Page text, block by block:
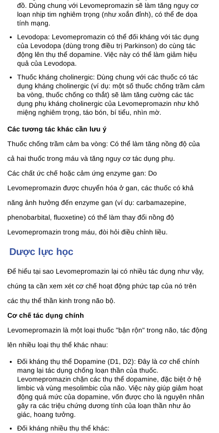
đồ. Dùng chung với Levomepromazin sẽ làm tăng nguy cơ
loạn nhịp tim nghiêm trọng (như xoắn đỉnh), có thể đe dọa
tính mạng.
Levodopa: Levomepromazin có thể đối kháng với tác dụng
của Levodopa (dùng trong điều trị Parkinson) do cùng tác
động lên thụ thể dopamine. Việc này có thể làm giảm hiệu
quả của Levodopa.
Thuốc kháng cholinergic: Dùng chung với các thuốc có tác
dụng kháng cholinergic (ví dụ: một số thuốc chống trầm cảm
ba vòng, thuốc chống co thắt) sẽ làm tăng cường các tác
dụng phụ kháng cholinergic của Levomepromazin như khô
miệng nghiêm trọng, táo bón, bí tiểu, nhìn mờ.
Các tương tác khác cần lưu ý
Thuốc chống trầm cảm ba vòng: Có thể làm tăng nồng độ của
cả hai thuốc trong máu và tăng nguy cơ tác dụng phụ.
Các chất ức chế hoặc cảm ứng enzyme gan: Do
Levomepromazin được chuyển hóa ở gan, các thuốc có khả
năng ảnh hưởng đến enzyme gan (ví dụ: carbamazepine,
phenobarbital, fluoxetine) có thể làm thay đổi nồng độ
Levomepromazin trong máu, đòi hỏi điều chỉnh liều.
Dược lực học
Để hiểu tại sao Levomepromazin lại có nhiều tác dụng như vậy,
chúng ta cần xem xét cơ chế hoạt động phức tạp của nó trên
các thụ thể thần kinh trong não bộ.
Cơ chế tác dụng chính
Levomepromazin là một loại thuốc "bận rộn" trong não, tác động
lên nhiều loại thụ thể khác nhau:
Đối kháng thụ thể Dopamine (D1, D2): Đây là cơ chế chính
mang lại tác dụng chống loạn thần của thuốc.
Levomepromazin chặn các thụ thể dopamine, đặc biệt ở hệ
limbic và vùng mesolimbic của não. Việc này giúp giảm hoạt
động quá mức của dopamine, vốn được cho là nguyên nhân
gây ra các triệu chứng dương tính của loạn thần như ảo
giác, hoang tưởng.
Đối kháng nhiều thụ thể khác: